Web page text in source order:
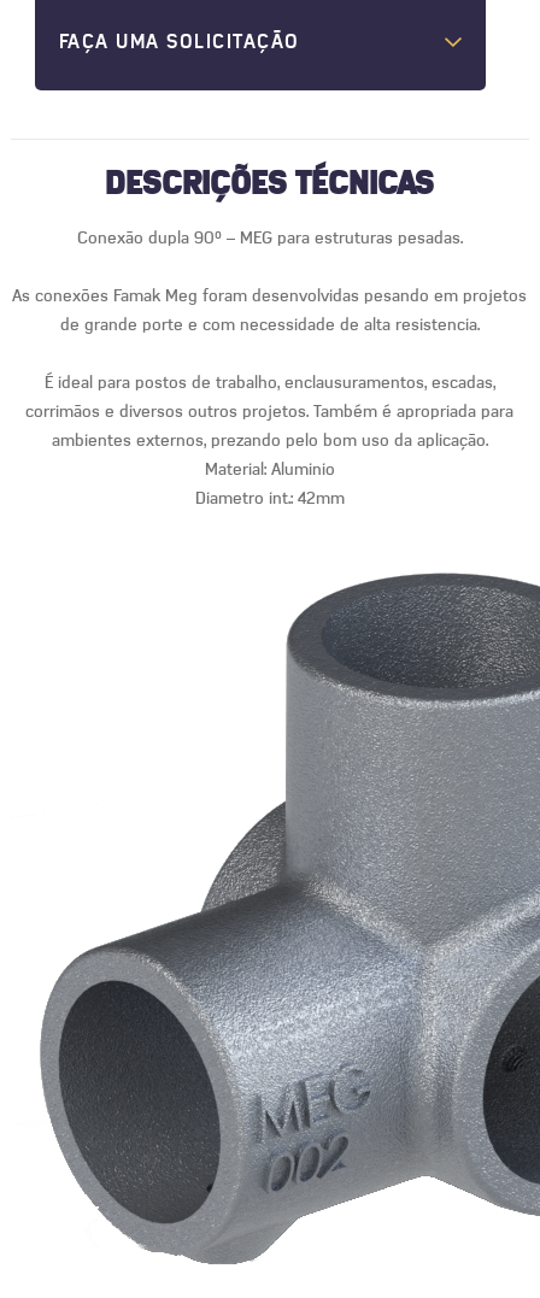
FAÇA UMA SOLICITAÇÃO
DESCRIÇÕES TÉCNICAS
Conexão dupla 90° – MEG para estruturas pesadas.
As conexões Famak Meg foram desenvolvidas pesando em projetos
de grande porte e com necessidade de alta resistencia.
É ideal para postos de trabalho, enclausuramentos, escadas,
corrimãos e diversos outros projetos. Também é apropriada para
ambientes externos, prezando pelo bom uso da aplicação.
Material: Aluminio
Diametro int.: 42mm